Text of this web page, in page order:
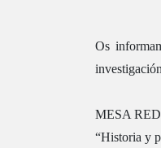
Os
MESA
“Historia y